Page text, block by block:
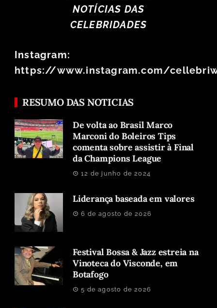
NOTÍCIAS DAS
CELEBRIDADES
Instagram:
https://www.instagram.com/
RESUMO DAS NOTICIAS
De volta ao Brasil Marco
Marconi do Boleiros Tips
comenta sobre assistir à Final
da Champions League
12 de junho de 2024
Liderança baseada em valores
6 de agosto de 2026
Festival Bossa & Jazz estreia na
Vinoteca do Visconde, em
Botafogo
5 de agosto de 2026